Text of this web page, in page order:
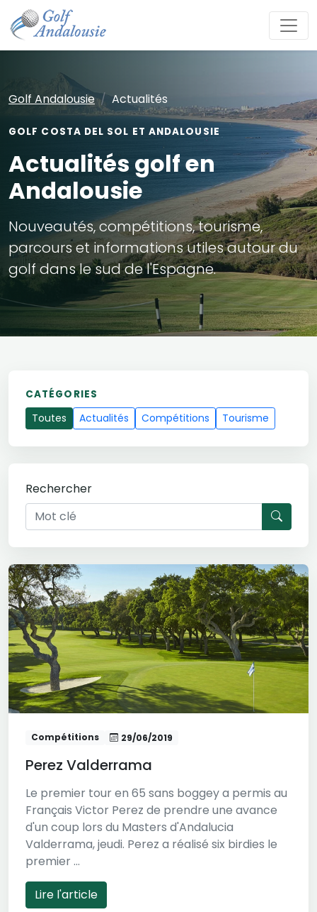
Golf Andalousie Actualités
GOLF COSTA DEL SOL ET ANDALOUSIE
Actualités golf en
Andalousie
Nouveautés, compétitions, tourisme,
parcours et informations utiles autour du
golf dans le sud de l'Espagne.
CATÉGORIES
Toutes Actualités Compétitions Tourisme
Rechercher
Compétitions 29/06/2019
Perez Valderrama
Le premier tour en 65 sans boggey a permis au
Français Victor Perez de prendre une avance
d'un coup lors du Masters d'Andalucia
Valderrama, jeudi. Perez a réalisé six birdies le
premier ...
Lire l'article